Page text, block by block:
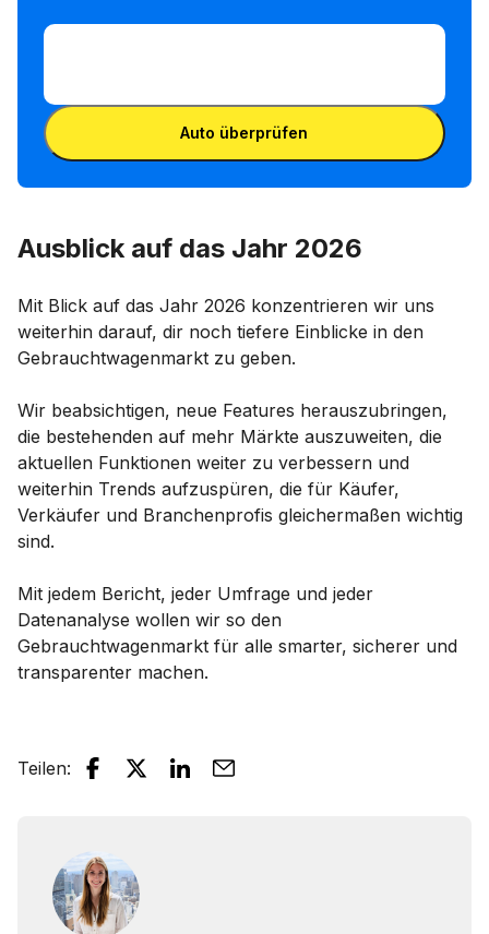
FIN eingeben
FIN eingeben
Auto überprüfen
Ausblick auf das Jahr 2026
Mit Blick auf das Jahr 2026 konzentrieren wir uns
weiterhin darauf, dir noch tiefere Einblicke in den
Gebrauchtwagenmarkt zu geben.
Wir beabsichtigen, neue Features herauszubringen,
die bestehenden auf mehr Märkte auszuweiten, die
aktuellen Funktionen weiter zu verbessern und
weiterhin Trends aufzuspüren, die für Käufer,
Verkäufer und Branchenprofis gleichermaßen wichtig
sind.
Mit jedem Bericht, jeder Umfrage und jeder
Datenanalyse wollen wir so den
Gebrauchtwagenmarkt für alle smarter, sicherer und
transparenter machen.
Teilen: